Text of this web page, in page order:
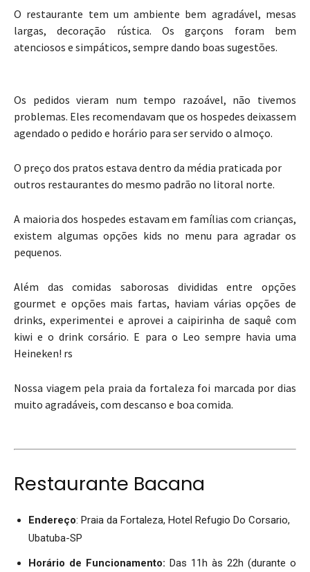
O restaurante tem um ambiente bem agradável, mesas
largas, decoração rústica. Os garçons foram bem
atenciosos e simpáticos, sempre dando boas sugestões.
Os pedidos vieram num tempo razoável, não tivemos
problemas. Eles recomendavam que os hospedes deixassem
agendado o pedido e horário para ser servido o almoço.
O preço dos pratos estava dentro da média praticada por
outros restaurantes do mesmo padrão no litoral norte.
A maioria dos hospedes estavam em famílias com crianças,
existem algumas opções kids no menu para agradar os
pequenos.
Além das comidas saborosas divididas entre opções
gourmet e opções mais fartas, haviam várias opções de
drinks, experimentei e aprovei a caipirinha de saquê com
kiwi e o drink corsário. E para o Leo sempre havia uma
Heineken! rs
Nossa viagem pela praia da fortaleza foi marcada por dias
muito agradáveis, com descanso e boa comida.
Restaurante Bacana
Endereço: Praia da Fortaleza, Hotel Refugio Do Corsario,
Ubatuba-SP
Horário de Funcionamento: Das 11h às 22h (durante o